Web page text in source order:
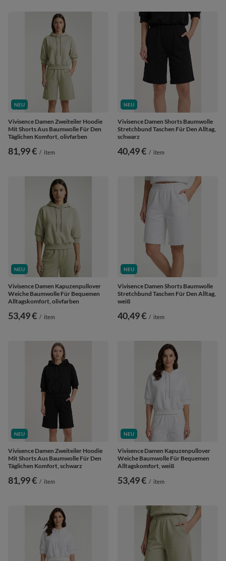
NEU
Vivisence Damen Zweiteiler Hoodie
Mit Shorts Aus Baumwolle Für Den
Täglichen Komfort, olivfarben
81,99 € / item
NEU
Vivisence Damen Shorts Baumwolle
Stretchbund Taschen Für Den Alltag,
schwarz
40,49 € / item
NEU
Vivisence Damen Kapuzenpullover
Weiche Baumwolle Für Bequemen
Alltagskomfort, olivfarben
53,49 € / item
NEU
Vivisence Damen Shorts Baumwolle
Stretchbund Taschen Für Den Alltag,
weiß
40,49 € / item
NEU
Vivisence Damen Zweiteiler Hoodie
Mit Shorts Aus Baumwolle Für Den
Täglichen Komfort, schwarz
81,99 € / item
NEU
Vivisence Damen Kapuzenpullover
Weiche Baumwolle Für Bequemen
Alltagskomfort, weiß
53,49 € / item